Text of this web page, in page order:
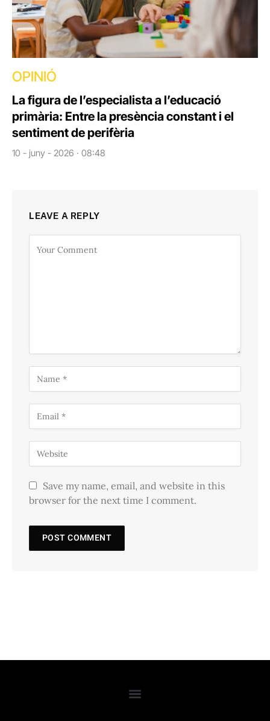
OPINIÓ
La figura de l’especialista a l’educació
primària: Entre la presència constant i el
sentiment de perifèria
10 - juny - 2026 · 08:48
LEAVE A REPLY
Save my name, email, and website in this
browser for the next time I comment.